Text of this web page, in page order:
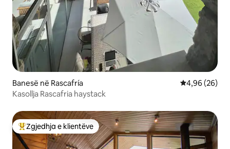
Banesë në Rascafría Vlerësimi
4,96 (26)
Kasollja Rascafria haystack
Më të mirat e zgjedhjeve të klientëve
Zgjedhja e klientëve